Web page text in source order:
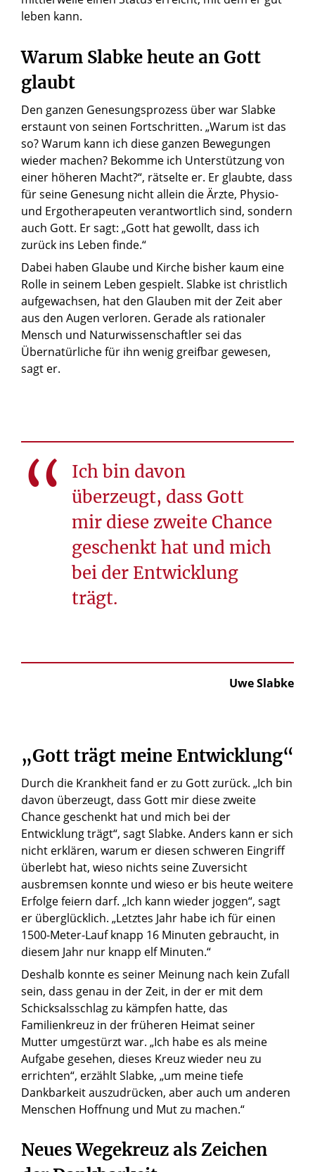
Mittlerweile kann Slabke wieder joggen. Bei einem
1500-Meter-Lauf hat er für die Strecke elf Minuten
gebraucht.
leben kann.
Warum Slabke heute an Gott
glaubt
Den ganzen Genesungsprozess über war Slabke
erstaunt von seinen Fortschritten. „Warum ist das
so? Warum kann ich diese ganzen Bewegungen
wieder machen? Bekomme ich Unterstützung von
einer höheren Macht?“, rätselte er. Er glaubte, dass
für seine Genesung nicht allein die Ärzte, Physio-
und Ergotherapeuten verantwortlich sind, sondern
auch Gott. Er sagt: „Gott hat gewollt, dass ich
zurück ins Leben finde.“
Dabei haben Glaube und Kirche bisher kaum eine
Rolle in seinem Leben gespielt. Slabke ist christlich
aufgewachsen, hat den Glauben mit der Zeit aber
aus den Augen verloren. Gerade als rationaler
Mensch und Naturwissenschaftler sei das
Übernatürliche für ihn wenig greifbar gewesen,
sagt er.
Ich bin davon
überzeugt, dass Gott
mir diese zweite Chance
geschenkt hat und mich
bei der Entwicklung
trägt.
Uwe Slabke
„Gott trägt meine Entwicklung“
Durch die Krankheit fand er zu Gott zurück. „Ich bin
davon überzeugt, dass Gott mir diese zweite
Chance geschenkt hat und mich bei der
Entwicklung trägt“, sagt Slabke. Anders kann er sich
nicht erklären, warum er diesen schweren Eingriff
überlebt hat, wieso nichts seine Zuversicht
ausbremsen konnte und wieso er bis heute weitere
Erfolge feiern darf. „Ich kann wieder joggen“, sagt
er überglücklich. „Letztes Jahr habe ich für einen
1500-Meter-Lauf knapp 16 Minuten gebraucht, in
diesem Jahr nur knapp elf Minuten.“
Deshalb konnte es seiner Meinung nach kein Zufall
sein, dass genau in der Zeit, in der er mit dem
Schicksalsschlag zu kämpfen hatte, das
Familienkreuz in der früheren Heimat seiner
Mutter umgestürzt war. „Ich habe es als meine
Aufgabe gesehen, dieses Kreuz wieder neu zu
errichten“, erzählt Slabke, „um meine tiefe
Dankbarkeit auszudrücken, aber auch um anderen
Menschen Hoffnung und Mut zu machen.“
Neues Wegekreuz als Zeichen